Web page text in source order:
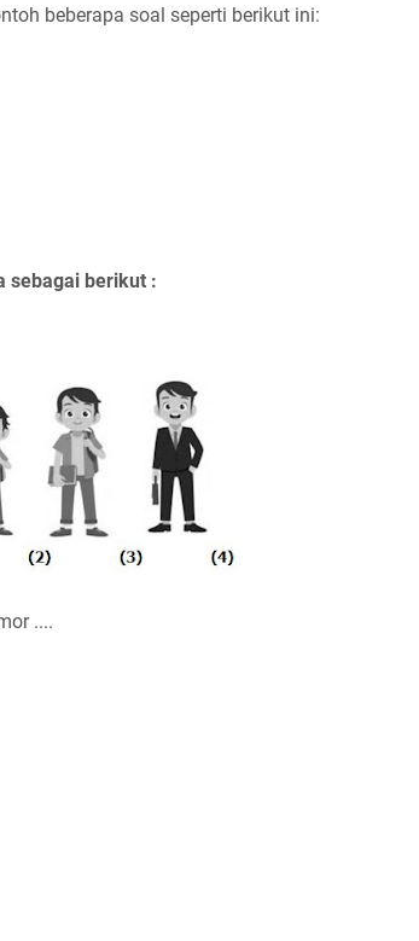
beberapa soal seperti berikut ini:
sebagai berikut :
....